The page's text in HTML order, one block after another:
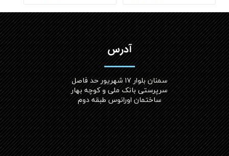
آدرس
سمنان بلوار ۱۷ شهریور حد فاصل
سرپرستی بانک ملی و کوچه بهار
ساختمان اورانوس طبقه دوم